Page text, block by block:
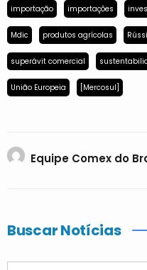
importação importações
Mdic produtos agrícolas
superávit comercial
União Europeia [Mercosul]
Equipe Comex do
Buscar Notícias